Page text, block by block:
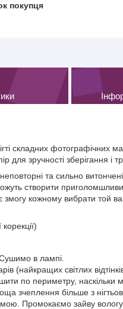
покупця
складних фотографічних
для зручності зберігання і
та сильно
створити
кожному вибрати той
в лампі.
(найкращих світлих
по периметру, наскільки
зчеплення більше з
Промокаємо зайву